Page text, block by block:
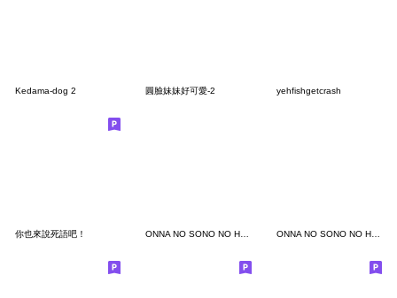
Kedama-dog 2 圓臉妹妹好可愛-2 yehfishgetcrash
你也來說死語吧！ ONNA NO SONO NO HOSHI 2